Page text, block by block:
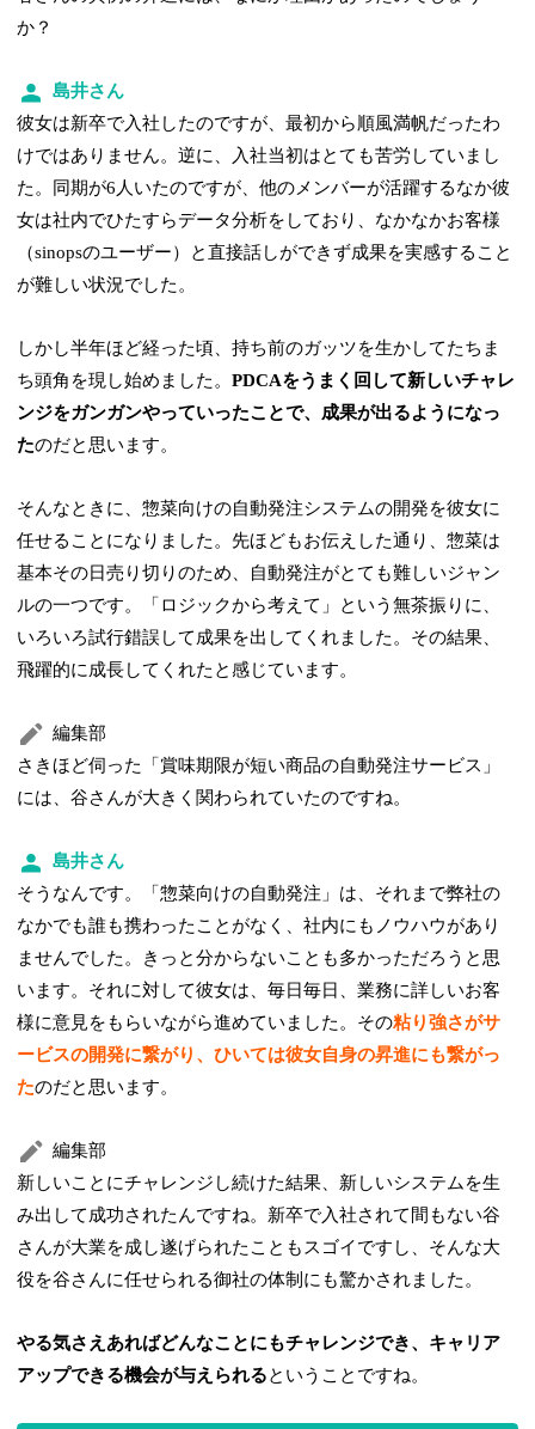
か？
島井さん
彼女は新卒で入社したのですが、最初から順風満帆だったわ
けではありません。逆に、入社当初はとても苦労していまし
た。同期が6人いたのですが、他のメンバーが活躍するなか彼
女は社内でひたすらデータ分析をしており、なかなかお客様
（sinopsのユーザー）と直接話しができず成果を実感すること
が難しい状況でした。
しかし半年ほど経った頃、持ち前のガッツを生かしてたちま
ち頭角を現し始めました。PDCAをうまく回して新しいチャレ
ンジをガンガンやっていったことで、成果が出るようになっ
たのだと思います。
そんなときに、惣菜向けの自動発注システムの開発を彼女に
任せることになりました。先ほどもお伝えした通り、惣菜は
基本その日売り切りのため、自動発注がとても難しいジャン
ルの一つです。「ロジックから考えて」という無茶振りに、
いろいろ試行錯誤して成果を出してくれました。その結果、
飛躍的に成長してくれたと感じています。
編集部
さきほど伺った「賞味期限が短い商品の自動発注サービス」
には、谷さんが大きく関わられていたのですね。
島井さん
そうなんです。「惣菜向けの自動発注」は、それまで弊社の
なかでも誰も携わったことがなく、社内にもノウハウがあり
ませんでした。きっと分からないことも多かっただろうと思
います。それに対して彼女は、毎日毎日、業務に詳しいお客
様に意見をもらいながら進めていました。その粘り強さがサ
ービスの開発に繋がり、ひいては彼女自身の昇進にも繋がっ
たのだと思います。
編集部
新しいことにチャレンジし続けた結果、新しいシステムを生
み出して成功されたんですね。新卒で入社されて間もない谷
さんが大業を成し遂げられたこともスゴイですし、そんな大
役を谷さんに任せられる御社の体制にも驚かされました。
やる気さえあればどんなことにもチャレンジでき、キャリア
アップできる機会が与えられるということですね。